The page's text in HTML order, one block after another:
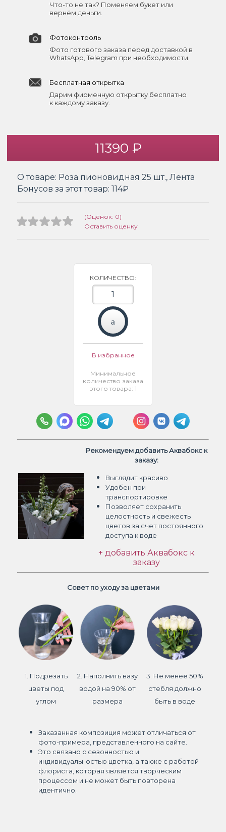
Что-то не так? Поменяем букет или
вернём деньги.
Фотоконтроль
Фото готового заказа перед доставкой в
WhatsApp, Telegram при необходимости.
Бесплатная открытка
Дарим фирменную открытку бесплатно
к каждому заказу.
11390 ₽
О товаре: Роза пионовидная 25 шт., Лента
Бонусов за этот товар: 114₽
(Оценок: 0)
Оставить оценку
КОЛИЧЕСТВО:
В избранное
Минимальное
количество заказа
этого товара: 1
Рекомендуем добавить Аквабокс к
заказу:
Выглядит красиво
Удобен при
транспортировке
Позволяет сохранить
целостность и свежесть
цветов за счет постоянного
доступа к воде
+ добавить Аквабокс к
заказу
Совет по уходу за цветами
1. Подрезать
цветы под
углом
2. Наполнить вазу
водой на 90% от
размера
3. Не менее 50%
стебля должно
быть в воде
Заказанная композиция может отличаться от
фото-примера, представленного на сайте.
Это связано с сезонностью и
индивидуальностью цветка, а также с работой
флориста, которая является творческим
процессом и не может быть повторена
идентично.